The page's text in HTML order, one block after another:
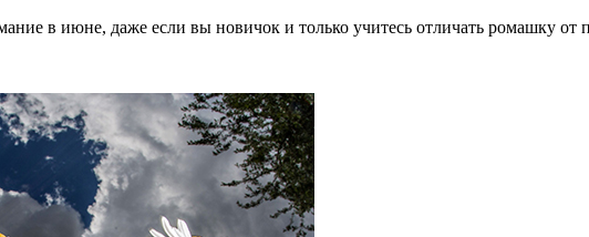
в июне, даже если вы новичок и только учитесь отличать ромашку